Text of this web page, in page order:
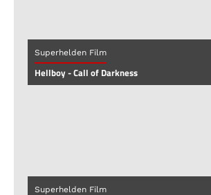
Superhelden Film
Hellboy - Call of Darkness
Superhelden Film